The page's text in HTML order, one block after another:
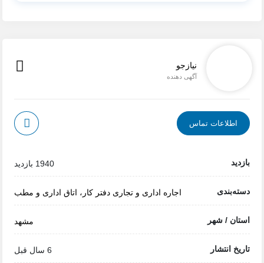
تماس
اجاره اداری و تجاری دفتر کار، اتاق اداری و مطب
/ شهر